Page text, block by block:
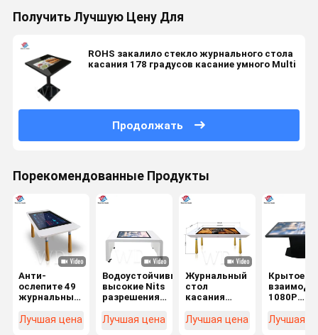
Получить Лучшую Цену Для
ROHS закалило стекло журнального стола
касания 178 градусов касание умного Multi
Продолжать
Порекомендованные Продукты
Анти-
ослепите 49
журнальный
TFT LCD
Лучшая цена
Водоустойчивые
высокие Nits
разрешения
умный
Лучшая цена
Журнальный
стол
касания
прямоугольника
Лучшая цена
Крытое
1080P
Лучшая